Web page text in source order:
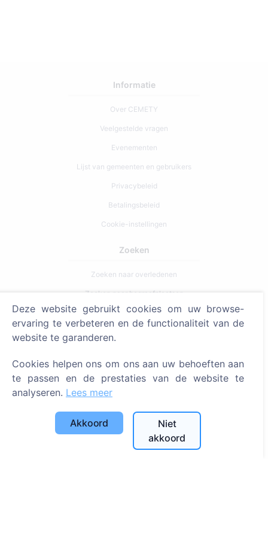
Informatie
Over CEMETY
Veelgestelde vragen
Evenementen
Lijst van gemeenten en gebruikers
Privacybeleid
Betalingsbeleid
Cookie-instellingen
Zoeken
Zoeken naar overledenen
Zoeken naar begraafplaatsen
Diensten
info@cemety.lv
Wij opereren door het hele land!
Deze website gebruikt cookies om uw browse-
ervaring te verbeteren en de functionaliteit van de
website te garanderen.
Cookies helpen ons om ons aan uw behoeften aan
te passen en de prestaties van de website te
analyseren. Lees meer
Akkoord
Niet
akkoord